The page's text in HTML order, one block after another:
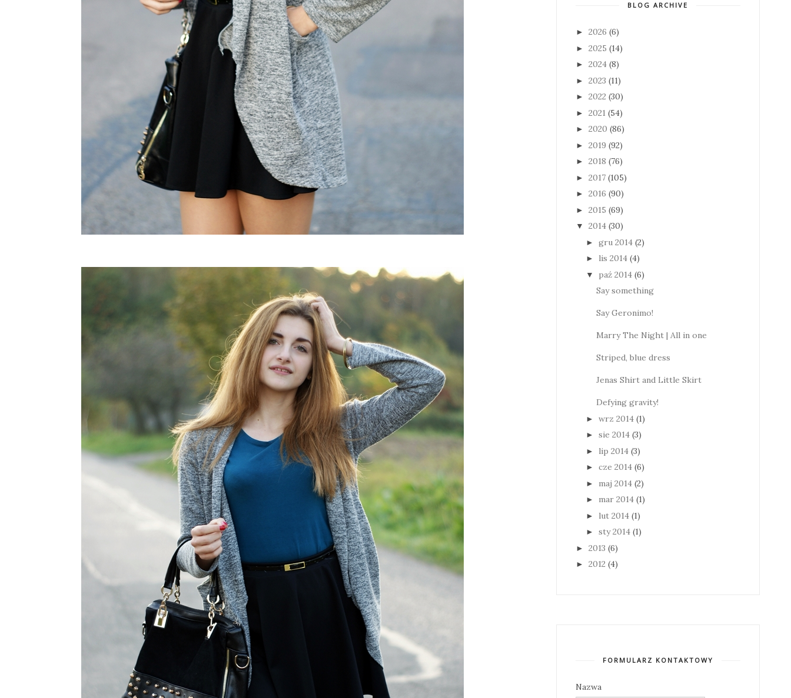
BLOG ARCHIVE
► 2026 (6)
► 2025 (14)
► 2024 (8)
► 2023 (11)
► 2022 (30)
► 2021 (54)
► 2020 (86)
► 2019 (92)
► 2018 (76)
► 2017 (105)
► 2016 (90)
► 2015 (69)
▼ 2014 (30)
► gru 2014 (2)
► lis 2014 (4)
▼ paź 2014 (6)
Say something
Say Geronimo!
Marry The Night | All in one
Striped, blue dress
Jenas Shirt and Little Skirt
Defying gravity!
► wrz 2014 (1)
► sie 2014 (3)
► lip 2014 (3)
► cze 2014 (6)
► maj 2014 (2)
► mar 2014 (1)
► lut 2014 (1)
► sty 2014 (1)
► 2013 (6)
► 2012 (4)
FORMULARZ KONTAKTOWY
Nazwa